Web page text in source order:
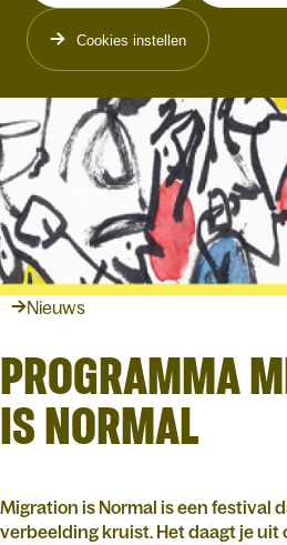
Cookies instellen
Nieuws
PROGRAMMA
IS NORMAL
Migration is Normal is een festival
verbeelding kruist. Het daagt je uit